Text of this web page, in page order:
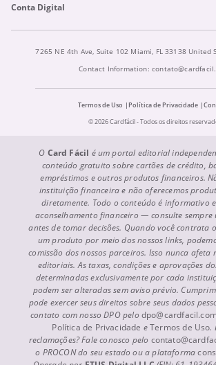
Conta Digital
7265 NE 4th Ave, Suite 102 Miami, FL 33138 United
Contact Information:
Termos de Uso Política de Privacidade
© 2026 Cardfácil - Todos os direitos
O Card Fácil é um portal editorial
conteúdo gratuito sobre cartões de crédito,
empréstimos e outros produtos financeiros.
instituição financeira e não oferecemos
diretamente. Todo o conteúdo é informativo
aconselhamento financeiro — consulte
antes de tomar decisões. Quando você contrata
um produto por meio dos nossos links,
comissão dos nossos parceiros. Isso nunca afeta
editoriais. As taxas, condições e aprovações
determinadas exclusivamente por cada
podem ser alteradas sem aviso prévio.
pode exercer seus direitos sobre seus dados
contato com nosso DPO pelo
Política de Privacidade eTermos de Uso.
reclamações? Fale conosco pelo
o PROCON do seu estado ou a plataforma